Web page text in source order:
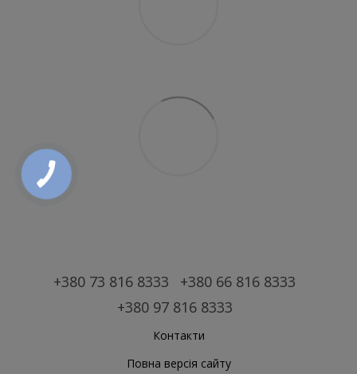
+380 73 816 8333
+380 66 816 8333
+380 97 816 8333
Контакти
Повна версія сайту